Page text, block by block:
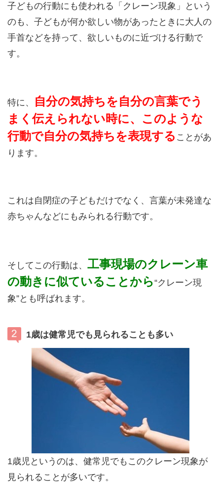
子どもの行動にも使われる「クレーン現象」という
のも、子どもが何か欲しい物があったときに大人の
手首などを持って、欲しいものに近づける行動で
す。
特に、
自分の気持ちを自分の言葉でう
まく伝えられない時に、このような
行動で自分の気持ちを表現する ことがあ
ります。
これは自閉症の子どもだけでなく、言葉が未発達な
赤ちゃんなどにもみられる行動です。
そしてこの行動は、 工事現場のクレーン車
の動きに似ていることから“クレーン現
象”とも呼ばれます。
1歳は健常児でも見られることも多い
1歳児というのは、健常児でもこのクレーン現象が
見られることが多いです。